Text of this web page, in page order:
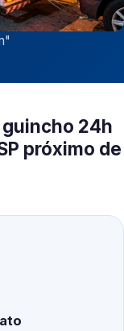
"
24h
próximo de